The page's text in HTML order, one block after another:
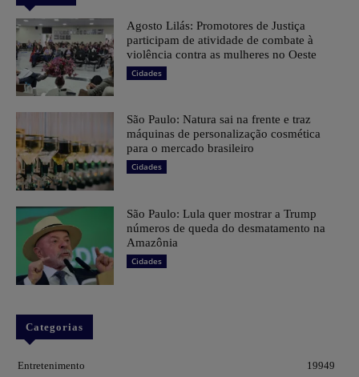
Agosto Lilás: Promotores de Justiça
participam de atividade de combate à
violência contra as mulheres no Oeste
Cidades
São Paulo: Natura sai na frente e traz
máquinas de personalização cosmética
para o mercado brasileiro
Cidades
São Paulo: Lula quer mostrar a Trump
números de queda do desmatamento na
Amazônia
Cidades
Categorias
Entretenimento
19949